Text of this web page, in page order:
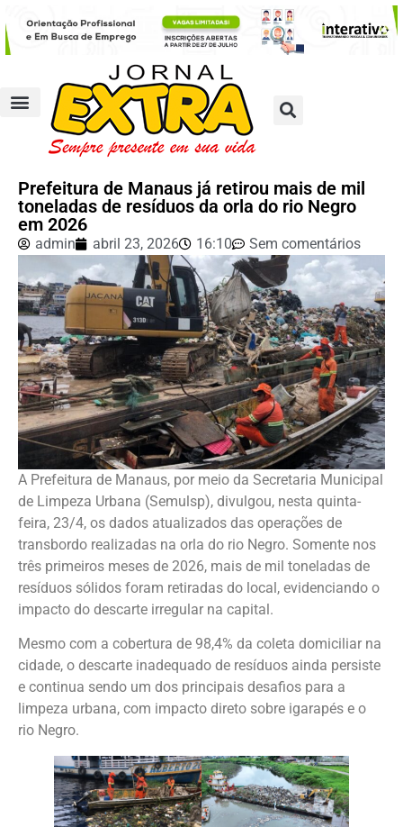
Prefeitura de Manaus já retirou mais de mil
toneladas de resíduos da orla do rio Negro
em 2026
admin abril 23, 2026 16:10 Sem comentários
A Prefeitura de Manaus, por meio da Secretaria Municipal
de Limpeza Urbana (Semulsp), divulgou, nesta quinta-
feira, 23/4, os dados atualizados das operações de
transbordo realizadas na orla do rio Negro. Somente nos
três primeiros meses de 2026, mais de mil toneladas de
resíduos sólidos foram retiradas do local, evidenciando o
impacto do descarte irregular na capital.
Mesmo com a cobertura de 98,4% da coleta domiciliar na
cidade, o descarte inadequado de resíduos ainda persiste
e continua sendo um dos principais desafios para a
limpeza urbana, com impacto direto sobre igarapés e o
rio Negro.